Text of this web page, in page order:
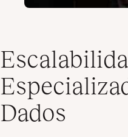
Dados